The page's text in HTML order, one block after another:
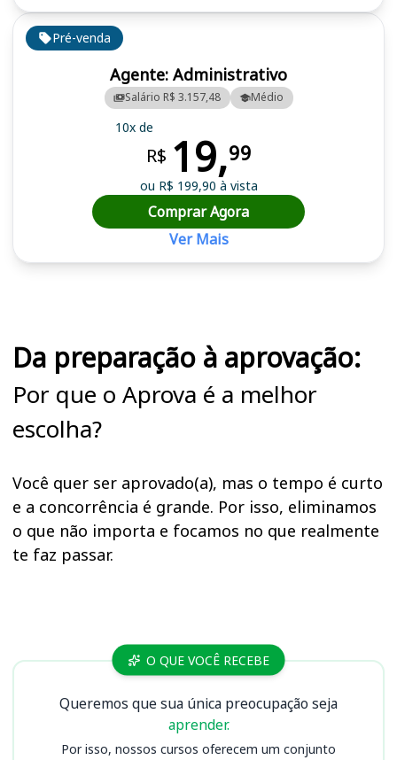
Pré-venda
Agente: Administrativo
Salário R$ 3.157,48 Médio
10x de
R$ 19,99
ou R$ 199,90 à vista
Comprar Agora
Ver Mais
Da preparação à aprovação:
Por que o Aprova é a melhor
escolha?
Você quer ser aprovado(a), mas o tempo é curto
e a concorrência é grande. Por isso, eliminamos
o que não importa e focamos no que realmente
te faz passar.
Cursos O QUE VOCÊ RECEBE
Queremos que sua única preocupação seja
aprender.
Por isso, nossos cursos oferecem um conjunto